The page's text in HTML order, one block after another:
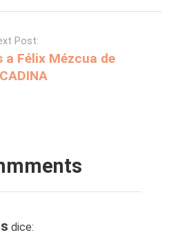
Post:
Félix Mézcua de
dice: